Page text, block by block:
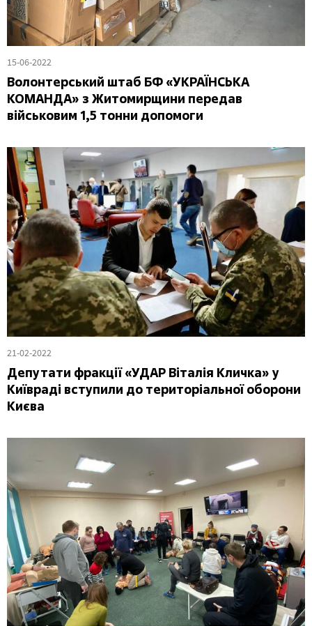
15-06-2022
Волонтерський штаб БФ «УКРАЇНСЬКА
КОМАНДА» з Житомирщини передав
військовим 1,5 тонни допомоги
21-02-2022
Депутати фракції «УДАР Віталія Кличка» у
Київраді вступили до територіальної оборони
Києва